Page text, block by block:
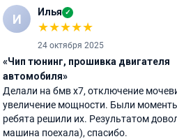
И Илья ✓
★★★★★
24 октября 2025
«Чип тюнинг, прошивка двигателя
автомобиля»
Делали на бмв х7, отключение
увеличение мощности. Были
ребята решили их. Результатом
машина поехала), спасибо.